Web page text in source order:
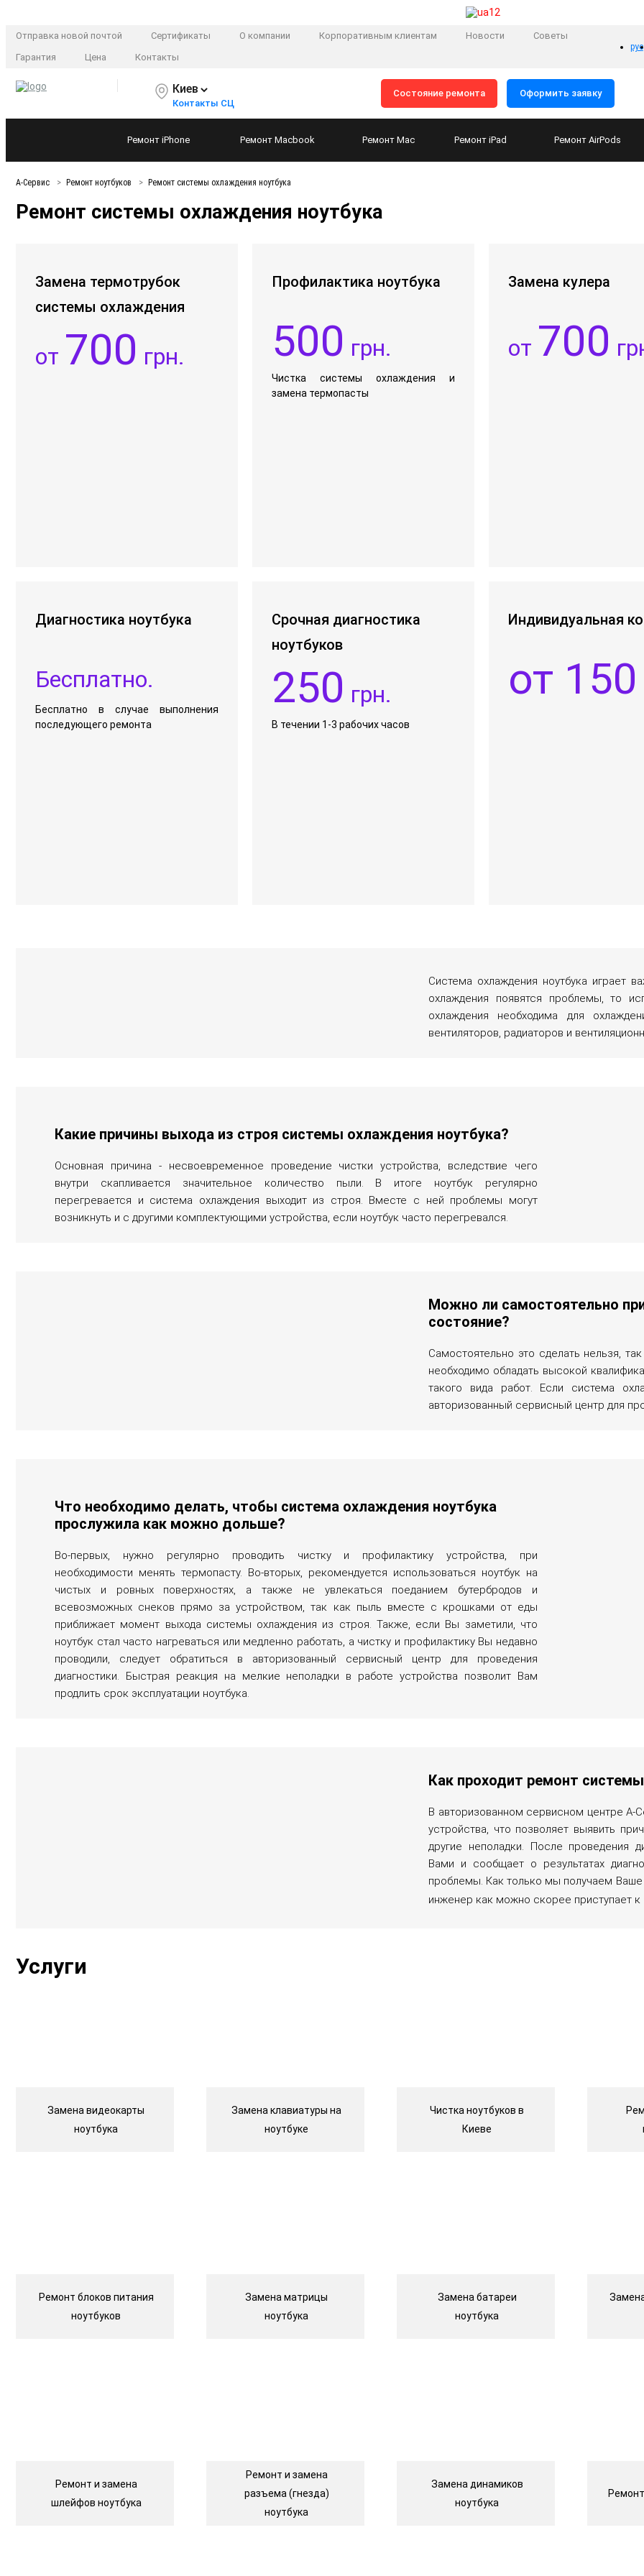
Отправка новой почтой Сертификаты О компании Корпоративным клиентам Новости
Советы
Гарантия
Цена Контакты
рус
Киев
Контакты СЦ
Состояние ремонта Оформить заявку
Ремонт iPhone Ремонт Macbook Ремонт Mac Ремонт iPad Ремонт AirPods
А-Сервис Ремонт ноутбуков Ремонт системы охлаждения ноутбука
Ремонт системы охлаждения ноутбука
Замена термотрубок
системы охлаждения
от 700 грн.
Профилактика ноутбука
500 грн.
Чистка системы охлаждения и
замена термопасты
Замена кулера
от 700
Диагностика ноутбука
Бесплатно.
Бесплатно в случае выполнения
последующего ремонта
Срочная диагностика
ноутбуков
250 грн.
В течении 1-3 рабочих часов
Индивидуальная
от 150
Система охлаждения ноутбука играет
охлаждения появятся проблемы, то
охлаждения необходима для
вентиляторов, радиаторов и
Какие причины выхода из строя системы охлаждения ноутбука?
Основная причина - несвоевременное проведение чистки устройства, вследствие чего
внутри скапливается значительное количество пыли. В итоге ноутбук регулярно
перегревается и система охлаждения выходит из строя. Вместе с ней проблемы могут
возникнуть и с другими комплектующими устройства, если ноутбук часто перегревался.
Можно ли самостоятельно
состояние?
Самостоятельно это сделать нельзя,
необходимо обладать высокой
такого вида работ. Если система
авторизованный сервисный центр для
Что необходимо делать, чтобы система охлаждения ноутбука
прослужила как можно дольше?
Во-первых, нужно регулярно проводить чистку и профилактику устройства, при
необходимости менять термопасту. Во-вторых, рекомендуется использоваться ноутбук на
чистых и ровных поверхностях, а также не увлекаться поеданием бутербродов и
всевозможных снеков прямо за устройством, так как пыль вместе с крошками от еды
приближает момент выхода системы охлаждения из строя. Также, если Вы заметили, что
ноутбук стал часто нагреваться или медленно работать, а чистку и профилактику Вы недавно
проводили, следует обратиться в авторизованный сервисный центр для проведения
диагностики. Быстрая реакция на мелкие неполадки в работе устройства позволит Вам
продлить срок эксплуатации ноутбука.
Как проходит ремонт
В авторизованном сервисном центре А-
устройства, что позволяет выявить
другие неполадки. После проведения
Вами и сообщает о результатах
проблемы. Как только мы получаем Ваше
инженер как можно скорее приступает к
Услуги
Замена видеокарты
ноутбука
Замена клавиатуры на
ноутбуке
Чистка ноутбуков в
Киеве
Ремонт блоков питания
ноутбуков
Замена матрицы
ноутбука
Замена батареи
ноутбука
Ремонт и замена
шлейфов ноутбука
Ремонт и замена
разъема (гнезда)
ноутбука
Замена динамиков
ноутбука